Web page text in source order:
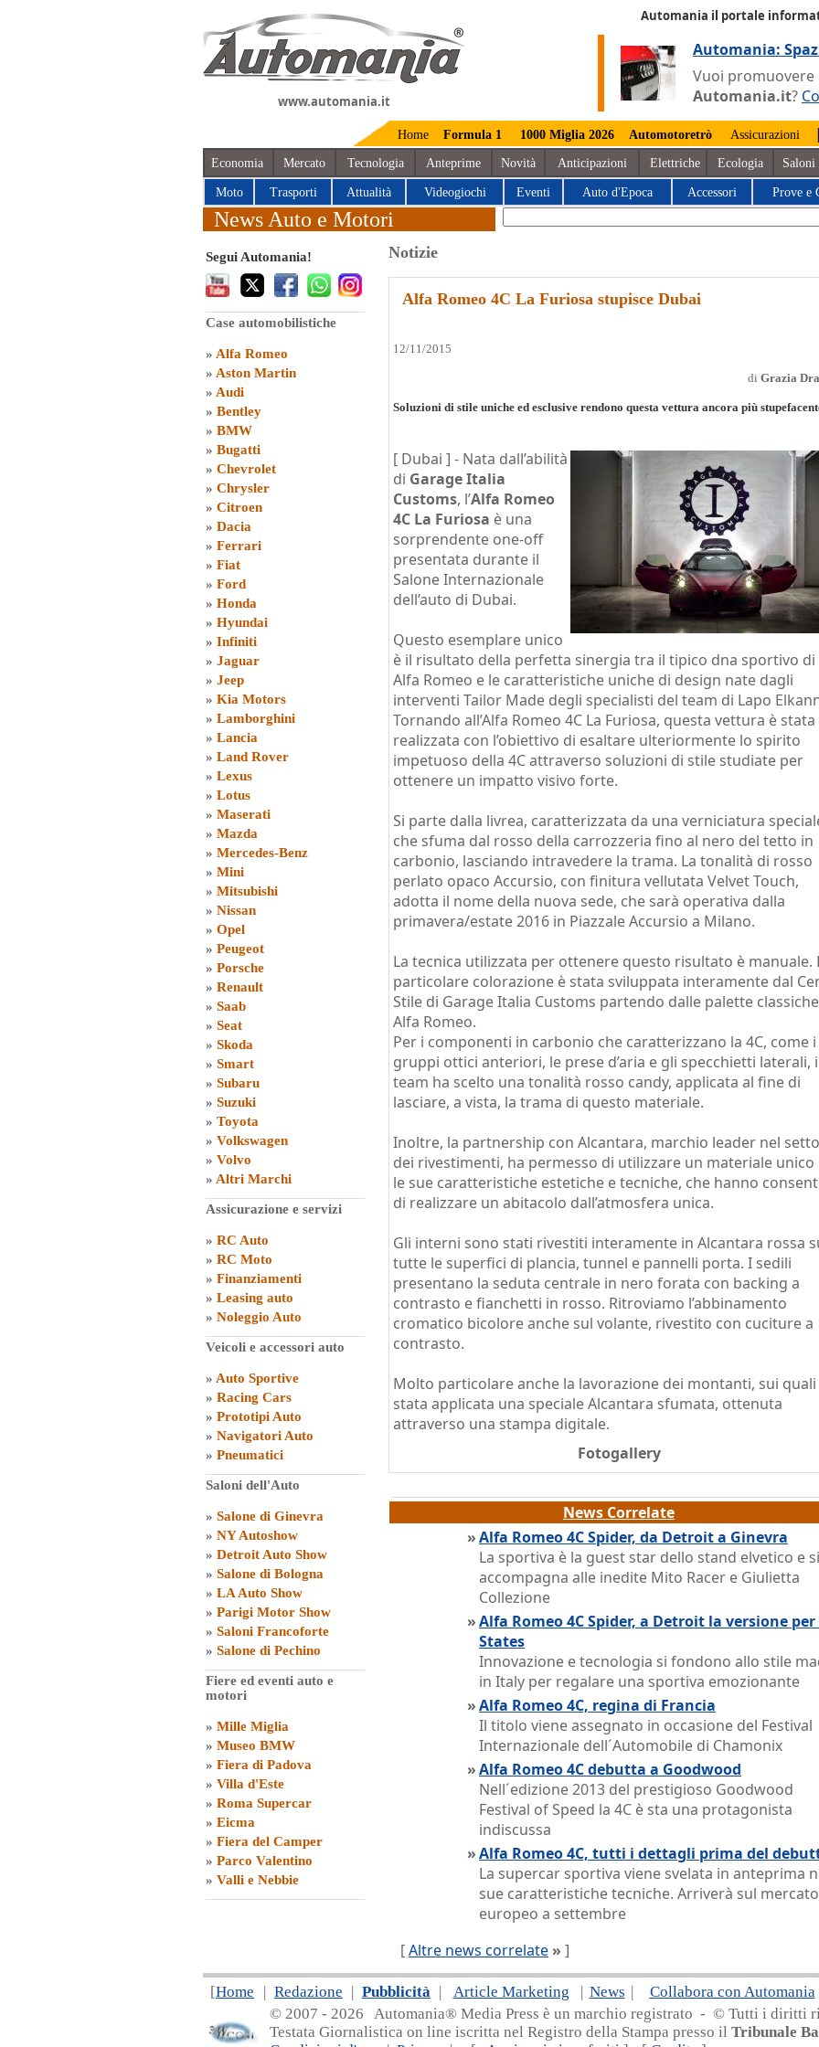
www.automania.it
Automania il portale
Automania:
Vuoi promuovere
Automania.it?
Home Formula 1 1000 Miglia 2026 Automotoretrò Assicurazioni |
Economia Mercato Tecnologia Anteprime Novità Anticipazioni Elettriche Ecologia Saloni
Moto Trasporti Attualità Videogiochi Eventi Auto d'Epoca Accessori Prove e
News Auto e Motori
Segui Automania!
Case automobilistiche
» Alfa Romeo
» Aston Martin
» Audi
» Bentley
» BMW
» Bugatti
» Chevrolet
» Chrysler
» Citroen
» Dacia
» Ferrari
» Fiat
» Ford
» Honda
» Hyundai
» Infiniti
» Jaguar
» Jeep
» Kia Motors
» Lamborghini
» Lancia
» Land Rover
» Lexus
» Lotus
» Maserati
» Mazda
» Mercedes-Benz
» Mini
» Mitsubishi
» Nissan
» Opel
» Peugeot
» Porsche
» Renault
» Saab
» Seat
» Skoda
» Smart
» Subaru
» Suzuki
» Toyota
» Volkswagen
» Volvo
» Altri Marchi
Assicurazione e servizi
» RC Auto
» RC Moto
» Finanziamenti
» Leasing auto
» Noleggio Auto
Veicoli e accessori auto
» Auto Sportive
» Racing Cars
» Prototipi Auto
» Navigatori Auto
» Pneumatici
Saloni dell'Auto
» Salone di Ginevra
» NY Autoshow
» Detroit Auto Show
» Salone di Bologna
» LA Auto Show
» Parigi Motor Show
» Saloni Francoforte
» Salone di Pechino
Fiere ed eventi auto e
motori
» Mille Miglia
» Museo BMW
» Fiera di Padova
» Villa d'Este
» Roma Supercar
» Eicma
» Fiera del Camper
» Parco Valentino
» Valli e Nebbie
Notizie
Alfa Romeo 4C La Furiosa stupisce Dubai
12/11/2015
di Grazia
Soluzioni di stile uniche ed esclusive rendono questa vettura ancora più
[ Dubai ] - Nata dall’abilità
di Garage Italia
Customs, l’Alfa Romeo
4C La Furiosa è una
sorprendente one-off
presentata durante il
Salone Internazionale
dell’auto di Dubai.
Questo esemplare unico
è il risultato della perfetta sinergia tra il tipico dna sportivo di
Alfa Romeo e le caratteristiche uniche di design nate dagli
interventi Tailor Made degli specialisti del team di Lapo
Tornando all’Alfa Romeo 4C La Furiosa, questa vettura è stata
realizzata con l’obiettivo di esaltare ulteriormente lo spirito
impetuoso della 4C attraverso soluzioni di stile studiate per
ottenere un impatto visivo forte.
Si parte dalla livrea, caratterizzata da una verniciatura
che sfuma dal rosso della carrozzeria fino al nero del tetto in
carbonio, lasciando intravedere la trama. La tonalità di rosso
perlato opaco Accursio, con finitura vellutata Velvet Touch,
adotta il nome della nuova sede, che sarà operativa dalla
primavera/estate 2016 in Piazzale Accursio a Milano.
La tecnica utilizzata per ottenere questo risultato è manuale.
particolare colorazione è stata sviluppata interamente dal
Stile di Garage Italia Customs partendo dalle palette
Alfa Romeo.
Per i componenti in carbonio che caratterizzano la 4C, come i
gruppi ottici anteriori, le prese d’aria e gli specchietti laterali,
team ha scelto una tonalità rosso candy, applicata al fine di
lasciare, a vista, la trama di questo materiale.
Inoltre, la partnership con Alcantara, marchio leader nel
dei rivestimenti, ha permesso di utilizzare un materiale unico
le sue caratteristiche estetiche e tecniche, che hanno
di realizzare un abitacolo dall’atmosfera unica.
Gli interni sono stati rivestiti interamente in Alcantara rossa
tutte le superfici di plancia, tunnel e pannelli porta. I sedili
presentano la seduta centrale in nero forata con backing a
contrasto e fianchetti in rosso. Ritroviamo l’abbinamento
cromatico bicolore anche sul volante, rivestito con cuciture a
contrasto.
Molto particolare anche la lavorazione dei montanti, sui quali
stata applicata una speciale Alcantara sfumata, ottenuta
attraverso una stampa digitale.
Fotogallery
News Correlate
»Alfa Romeo 4C Spider, da Detroit a Ginevra
La sportiva è la guest star dello stand elvetico e si
accompagna alle inedite Mito Racer e Giulietta
Collezione
»Alfa Romeo 4C Spider, a Detroit la versione
States
Innovazione e tecnologia si fondono allo stile
in Italy per regalare una sportiva emozionante
»Alfa Romeo 4C, regina di Francia
Il titolo viene assegnato in occasione del Festival
Internazionale dell´Automobile di Chamonix
»Alfa Romeo 4C debutta a Goodwood
Nell´edizione 2013 del prestigioso Goodwood
Festival of Speed la 4C è sta una protagonista
indiscussa
»Alfa Romeo 4C, tutti i dettagli prima del
La supercar sportiva viene svelata in anteprima
sue caratteristiche tecniche. Arriverà sul mercato
europeo a settembre
[Altre news correlate » ]
[Home | Redazione | Pubblicità | Article Marketing | News | Collabora con Automania
© 2007 - 2026 Automania® Media Press è un marchio registrato - © Tutti i diritti
Testata Giornalistica on line iscritta nel Registro della Stampa presso il Tribunale